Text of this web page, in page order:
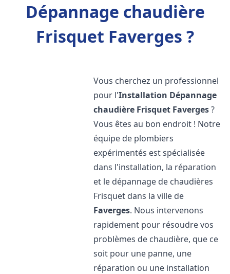
Dépannage chaudière
Frisquet Faverges ?
Vous cherchez un professionnel
pour l'Installation Dépannage
chaudière Frisquet Faverges?
Vous êtes au bon endroit ! Notre
équipe de plombiers
expérimentés est spécialisée
dans l'installation, la réparation
et le dépannage de chaudières
Frisquet dans la ville de
Faverges. Nous intervenons
rapidement pour résoudre vos
problèmes de chaudière, que ce
soit pour une panne, une
réparation ou une installation